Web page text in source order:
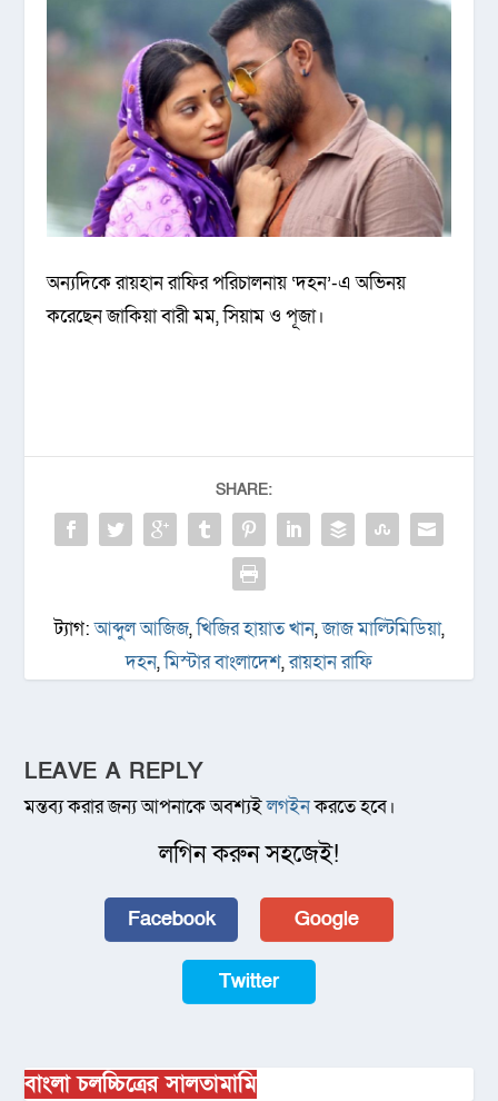
অন্যদিকে রায়হান রাফির পরিচালনায় ‘দহন’-এ অভিনয়
করেছেন জাকিয়া বারী মম, সিয়াম ও পূজা।
SHARE:
ট্যাগ:আব্দুল আজিজ,খিজির হায়াত খান,জাজ মাল্টিমিডিয়া,
দহন,মিস্টার বাংলাদেশ,রায়হান রাফি
LEAVE A REPLY
মন্তব্য করার জন্য আপনাকে অবশ্যইলগইনকরতে হবে।
লগিন করুন সহজেই!
Facebook Google
Twitter
বাংলা চলচ্চিত্রের সালতামামি